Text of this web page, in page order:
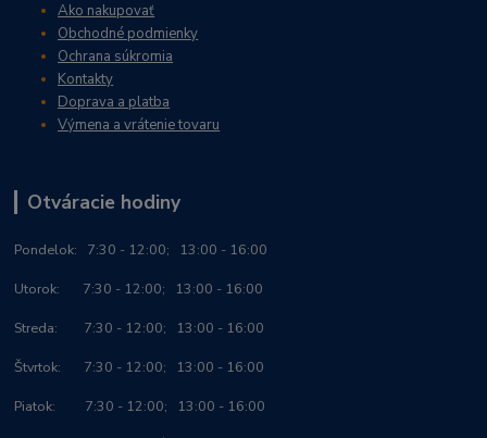
Ako nakupovať
Obchodné podmienky
Ochrana súkromia
Kontakty
Doprava a platba
Výmena a vrátenie tovaru
Otváracie hodiny
Pondelok: 7:30 - 12:00; 13:00 - 16:00
Utorok: 7:30 - 12:00; 13:00 - 16:00
Streda: 7:30 - 12:00; 13:00 - 16:00
Štvrtok: 7:30 - 12:00; 13:00 - 16:00
Piatok: 7:30 - 12:00; 13:00 - 16:00